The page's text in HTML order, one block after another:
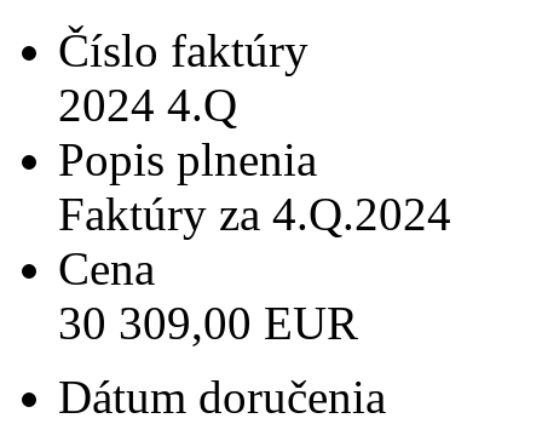
Číslo faktúry
2024 4.Q
Popis plnenia
Faktúry za 4.Q.2024
Cena
30 309,00 EUR
Dátum doručenia